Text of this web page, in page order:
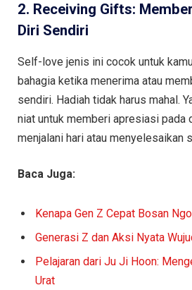
2. Receiving Gifts:
Diri Sendiri
Self-love jenis ini cocok untuk
bahagia ketika menerima atau
sendiri. Hadiah tidak harus mahal.
niat untuk memberi apresiasi pada
menjalani hari atau menyelesaikan
Baca Juga:
Kenapa Gen Z Cepat Bosan
Generasi Z dan Aksi Nyata
Pelajaran dari Ju Ji Hoon:
Urat